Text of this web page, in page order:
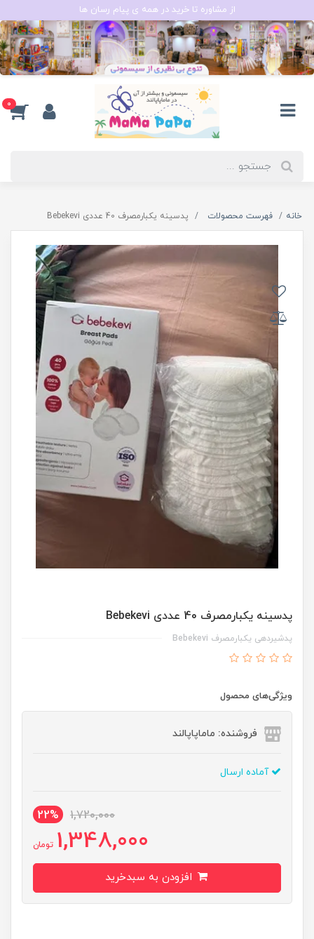
از مشاوره تا خرید در همه ی پیام رسان ها
0
خانه فهرست محصولات پدسینه یکبار‌مصرف 40 عددی Bebekevi
پدسینه یکبار‌مصرف 40 عددی Bebekevi
پدشیردهی یکبارمصرف Bebekevi
ویژگی‌های محصول
فروشنده: ماماپاپالند
آماده ارسال
1,720,000
22%
1,348,000 تومان